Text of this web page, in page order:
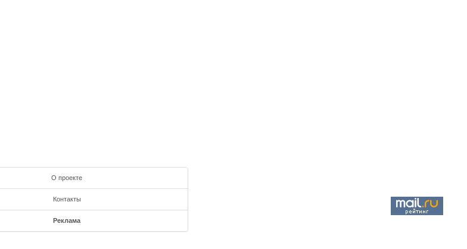
О проекте
Контакты
Реклама